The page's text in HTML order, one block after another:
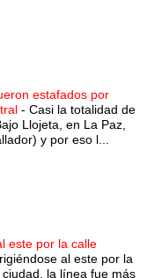
estafados por
- Casi la totalidad de
Llojeta, en La Paz,
y por eso l...
este por la calle
al este por la
la línea fue más